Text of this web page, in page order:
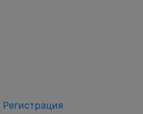
Регистрация